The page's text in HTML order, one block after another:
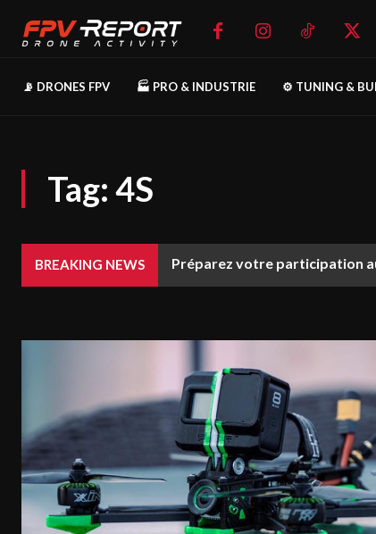
📡 DRONES FPV 🏭 PRO & INDUSTRIE ⚙️ TUNING &
Tag:4S
BREAKING NEWS Préparez votre participation